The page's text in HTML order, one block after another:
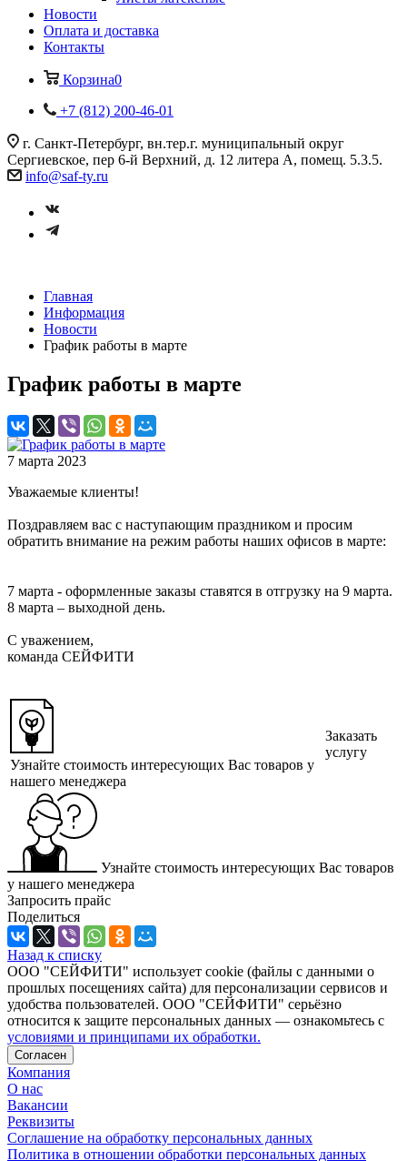
Новости
Оплата и доставка
Контакты
Корзина0
+7 (812) 200-46-01
г. Санкт-Петербург, вн.тер.г. муниципальный округ
Сергиевское, пер 6-й Верхний, д. 12 литера А, помещ. 5.3.5.
info@saf-ty.ru
Главная
Информация
Новости
График работы в марте
График работы в марте
7 марта 2023
Уважаемые клиенты!
Поздравляем вас с наступающим праздником и просим
обратить внимание на режим работы наших офисов в марте:
7 марта - оформленные заказы ставятся в отгрузку на 9 марта.
8 марта – выходной день.
С уважением,
команда СЕЙФИТИ
Узнайте стоимость интересующих Вас товаров у
нашего менеджера
Заказать
услугу
Узнайте стоимость интересующих Вас товаров
у нашего менеджера
Запросить прайс
Поделиться
Назад к списку
ООО "СЕЙФИТИ" использует cookie (файлы с данными о
прошлых посещениях сайта) для персонализации сервисов и
удобства пользователей. ООО "СЕЙФИТИ" серьёзно
относится к защите персональных данных — ознакомьтесь с
условиями и принципами их обработки.
Согласен
Компания
О нас
Вакансии
Реквизиты
Соглашение на обработку персональных данных
Политика в отношении обработки персональных данных